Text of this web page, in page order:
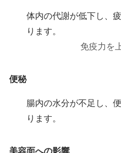
体内の代謝が低下し、
ります。
免疫力を
便秘
腸内の水分が不足し、
ります。